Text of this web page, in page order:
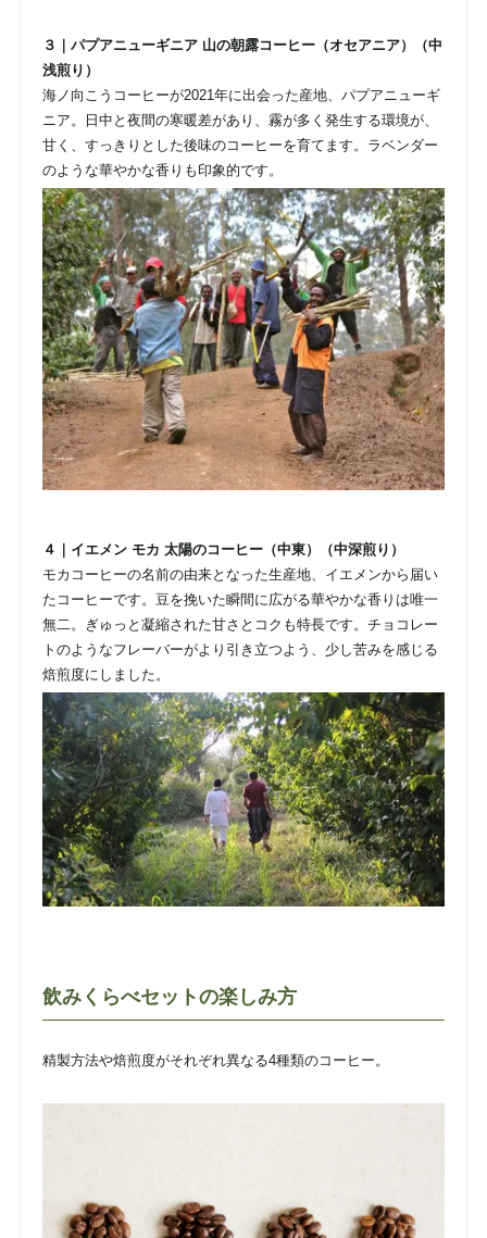
３｜パプアニューギニア 山の朝露コーヒー（オセアニア）（中
浅煎り）
海ノ向こうコーヒーが2021年に出会った産地、パプアニューギ
ニア。日中と夜間の寒暖差があり、霧が多く発生する環境が、
甘く、すっきりとした後味のコーヒーを育てます。ラベンダー
のような華やかな香りも印象的です。
４｜イエメン モカ 太陽のコーヒー（中東）（中深煎り）
モカコーヒーの名前の由来となった生産地、イエメンから届い
たコーヒーです。豆を挽いた瞬間に広がる華やかな香りは唯一
無二。ぎゅっと凝縮された甘さとコクも特長です。チョコレー
トのようなフレーバーがより引き立つよう、少し苦みを感じる
焙煎度にしました。
飲みくらべセットの楽しみ方
精製方法や焙煎度がそれぞれ異なる4種類のコーヒー。